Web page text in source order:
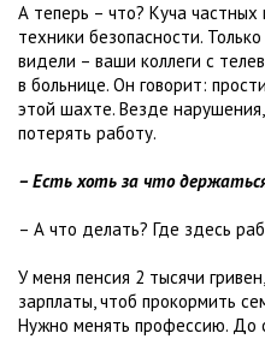
А теперь – что? Куча
техники безопасности.
видели – ваши коллеги с
в больнице. Он говорит:
этой шахте. Везде
потерять работу.
– Есть хоть за что
– А что делать? Где здесь
У меня пенсия 2 тысячи
зарплаты, чтоб прокормить
Нужно менять профессию. До